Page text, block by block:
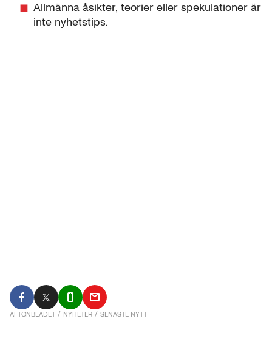
Allmänna åsikter, teorier eller spekulationer är
inte nyhetstips.
AFTONBLADET / NYHETER / SENASTE NYTT